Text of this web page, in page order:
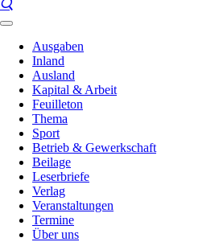
Ausgaben
Inland
Ausland
Kapital & Arbeit
Feuilleton
Thema
Sport
Betrieb & Gewerkschaft
Beilage
Leserbriefe
Verlag
Veranstaltungen
Termine
Über uns